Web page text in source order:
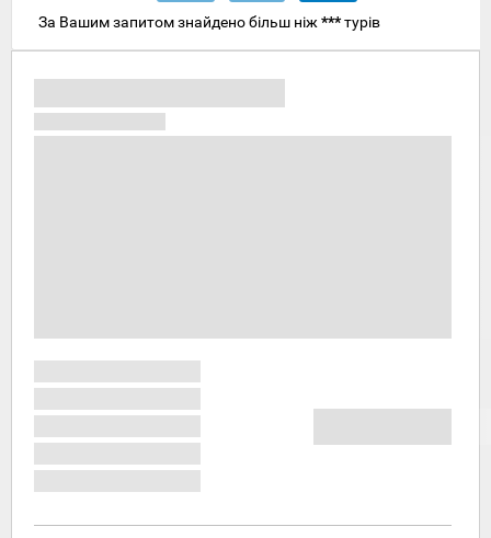
За Вашим запитом знайдено більш ніж ***турів